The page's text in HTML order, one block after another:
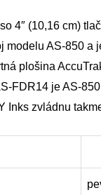
4″ (10,16 cm)
AS-850 a
plošina
FDR14 je AS-
Inks zvládnu